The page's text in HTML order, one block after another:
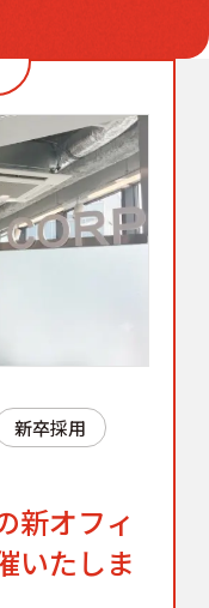
新卒採用
新オフィ
いたしま